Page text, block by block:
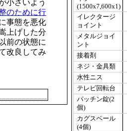
小さいよう
のために行
事態を悪化
上げした分
前の状態に
改良してみ
(1500x7,600x1)
イレクタージ
ョイント
メタルジョイ
ント
接着剤
ネジ・金具類
水性ニス
テレビ回転台
パッチン錠(2
個)
カグスベール
(4個)